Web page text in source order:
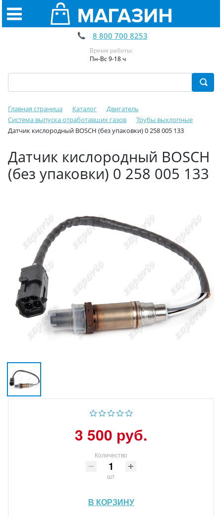
8 800 700 8253
Время работы:
Пн-Вс 9-18 ч
Главная страница Каталог
Двигатель
Система выпуска отработавших газов
Трубы выхлопные
Датчик кислородный BOSCH (без упаковки) 0 258 005 133
Датчик кислородный BOSCH
(без упаковки) 0 258 005 133
3 500 руб.
Количество
шт
В КОРЗИНУ